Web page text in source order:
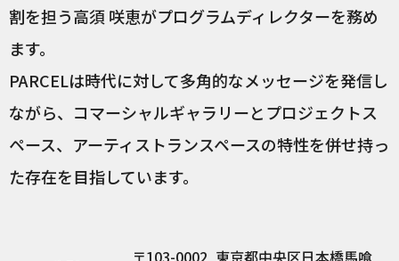
割を担う高須 咲恵がプログラムディレクターを務め
ます。
PARCELは時代に対して多角的なメッセージを発信し
ながら、コマーシャルギャラリーとプロジェクトス
ペース、アーティストランスペースの特性を併せ持っ
た存在を目指しています。
103-0002 東京都中央区日本橋馬喰